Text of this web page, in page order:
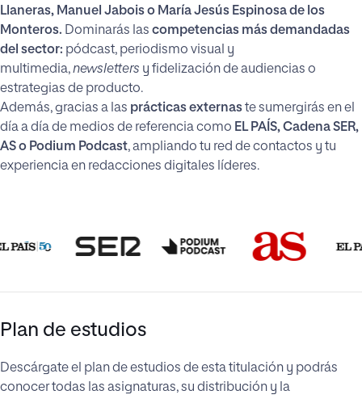
Llaneras, Manuel Jabois o María Jesús Espinosa de los
Monteros. Dominarás las competencias más demandadas
del sector: pódcast, periodismo visual y
multimedia,newsletters y fidelización de audiencias o
estrategias de producto.
Además, gracias a las prácticas externaste sumergirás en el
día a día de medios de referencia como EL PAÍS, Cadena SER,
AS o Podium Podcast, ampliando tu red de contactos y tu
experiencia en redacciones digitales líderes.
Plan de estudios
Descárgate el plan de estudios de esta titulación y podrás
conocer todas las asignaturas, su distribución y la